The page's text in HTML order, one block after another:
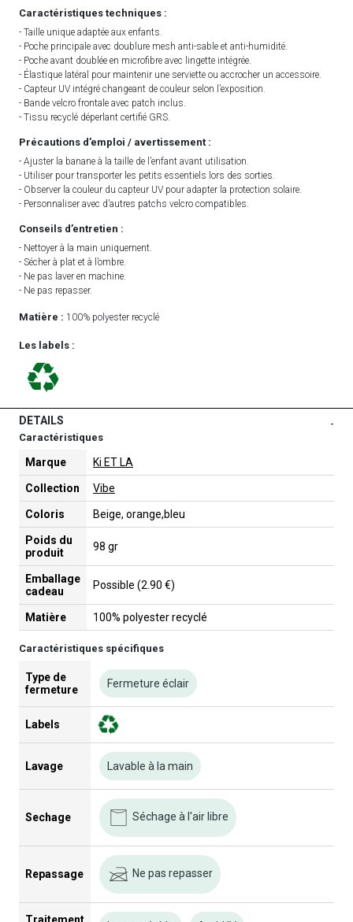
Caractéristiques techniques :
- Taille unique adaptée aux enfants.
- Poche principale avec doublure mesh anti-sable et anti-humidité.
- Poche avant doublée en microfibre avec lingette intégrée.
- Élastique latéral pour maintenir une serviette ou accrocher un accessoire.
- Capteur UV intégré changeant de couleur selon l’exposition.
- Bande velcro frontale avec patch inclus.
- Tissu recyclé déperlant certifié GRS.
Précautions d’emploi / avertissement :
- Ajuster la banane à la taille de l’enfant avant utilisation.
- Utiliser pour transporter les petits essentiels lors des sorties.
- Observer la couleur du capteur UV pour adapter la protection solaire.
- Personnaliser avec d’autres patchs velcro compatibles.
Conseils d’entretien :
- Nettoyer à la main uniquement.
- Sécher à plat et à l’ombre.
- Ne pas laver en machine.
- Ne pas repasser.
Matière : 100% polyester recyclé
Les labels :
DETAILS -
Caractéristiques
Marque Ki ET LA
Collection Vibe
Coloris Beige, orange,bleu
Poids du
produit
98 gr
Emballage
cadeau
Possible (2.90 €)
Matière 100% polyester recyclé
Caractéristiques spécifiques
Type de
fermeture
Fermeture éclair
Labels
Lavage Lavable à la main
Sechage Séchage à l'air libre
Repassage Ne pas repasser